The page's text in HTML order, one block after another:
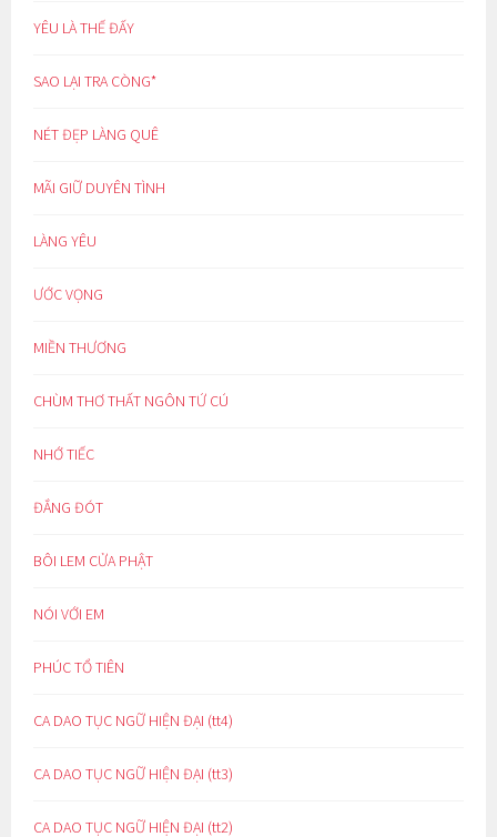
YÊU LÀ THẾ ĐẤY
SAO LẠI TRA CÒNG*
NÉT ĐẸP LÀNG QUÊ
MÃI GIỮ DUYÊN TÌNH
LÀNG YÊU
ƯỚC VỌNG
MIỀN THƯƠNG
CHÙM THƠ THẤT NGÔN TỨ CÚ
NHỚ TIẾC
ĐẮNG ĐÓT
BÔI LEM CỬA PHẬT
NÓI VỚI EM
PHÚC TỔ TIÊN
CA DAO TỤC NGỮ HIỆN ĐẠI (tt4)
CA DAO TỤC NGỮ HIỆN ĐẠI (tt3)
CA DAO TỤC NGỮ HIỆN ĐẠI (tt2)